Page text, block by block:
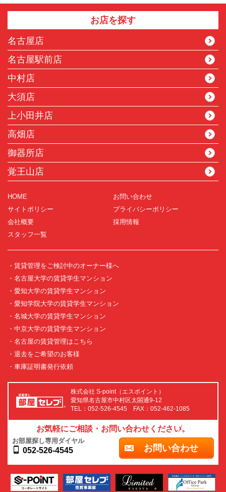
お店を探す
名古屋店
名古屋駅前店
中村店
大須店
上小田井店
高畑店
御器所店
覚王山店
HOME
お問い合わせ
サイトポリシー
プライバシーポリシー
会社概要
採用情報
スタッフ一覧
・賃貸管理をご検討中のオーナー様へ
・名古屋大学の賃貸学生マンション
・愛知大学の賃貸学生マンション
・愛知学院大学の賃貸学生マンション
・名城大学の賃貸学生マンション
・中京大学の賃貸学生マンション
・名古屋の賃貸管理はこちら
・退去をご希望のお客様
・車庫証明書発行依頼
株式会社 S-point（エスポイント）
愛知県名古屋市中村区太閤通9-12
TEL：052-526-4545 FAX：052-462-1085
お気軽にご相談・お問い合わせください。
お部屋探し専用ダイヤル
052-526-4545 お問い合わせ